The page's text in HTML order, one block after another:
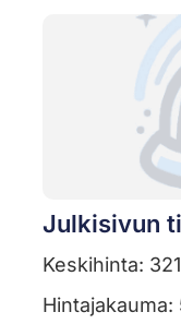
Julkisivun
Keskihinta: